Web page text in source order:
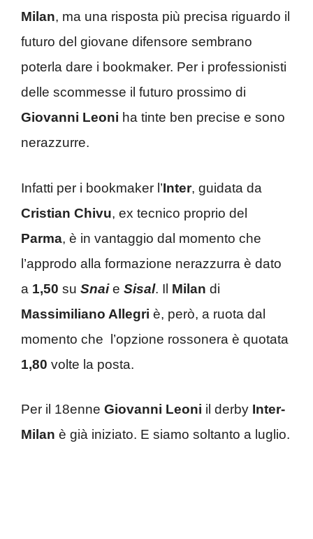
Milan, ma una risposta più precisa riguardo il
futuro del giovane difensore sembrano
poterla dare i bookmaker. Per i professionisti
delle scommesse il futuro prossimo di
Giovanni Leoni ha tinte ben precise e sono
nerazzurre.
Infatti per i bookmaker l’Inter, guidata da
Cristian Chivu, ex tecnico proprio del
Parma, è in vantaggio dal momento che
l’approdo alla formazione nerazzurra è dato
a 1,50 su Snaie Sisal. Il Milan di
Massimiliano Allegri è, però, a ruota dal
momento che l’opzione rossonera è quotata
1,80 volte la posta.
Per il 18enne Giovanni Leoni il derby Inter-
Milan è già iniziato. E siamo soltanto a luglio.